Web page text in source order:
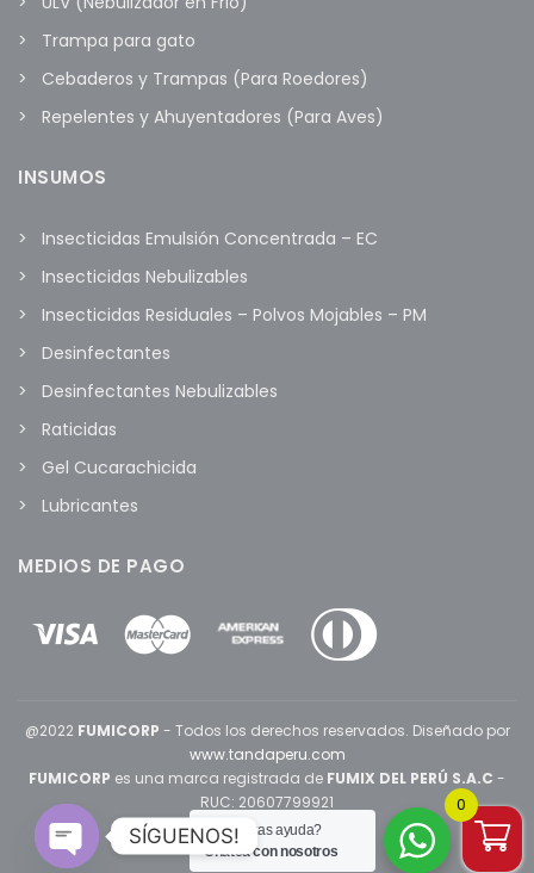
Trampa para gato
Cebaderos y Trampas (Para Roedores)
Repelentes y Ahuyentadores (Para Aves)
INSUMOS
Insecticidas Emulsión Concentrada – EC
Insecticidas Nebulizables
Insecticidas Residuales – Polvos Mojables – PM
Desinfectantes
Desinfectantes Nebulizables
Raticidas
Gel Cucarachicida
Lubricantes
MEDIOS DE PAGO
@2022 FUMICORP - Todos los derechos reservados. Diseñado por
www.tandaperu.com
FUMICORP es una marca registrada de FUMIX DEL PERÚ S.A.C -
RUC: 20607799921
¿Necesitas ayuda?
Chatea con nosotros
0
SÍGUENOS!